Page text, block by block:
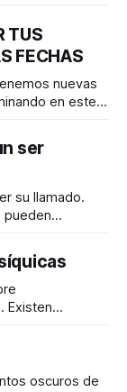
TUS
FECHAS
nuevas
en este
eres
importante y sé que lo habías preguntado. Solo para
ser
su llamado.
pueden
avanzadas
fallecido;
Existen
👂
habilidades
oscuros de